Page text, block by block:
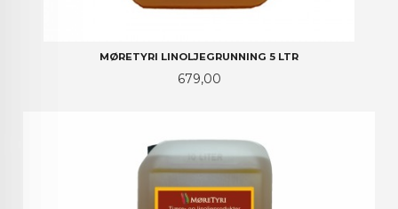
MØRETYRI LINOLJEGRUNNING 5 LTR
Pris
679,00